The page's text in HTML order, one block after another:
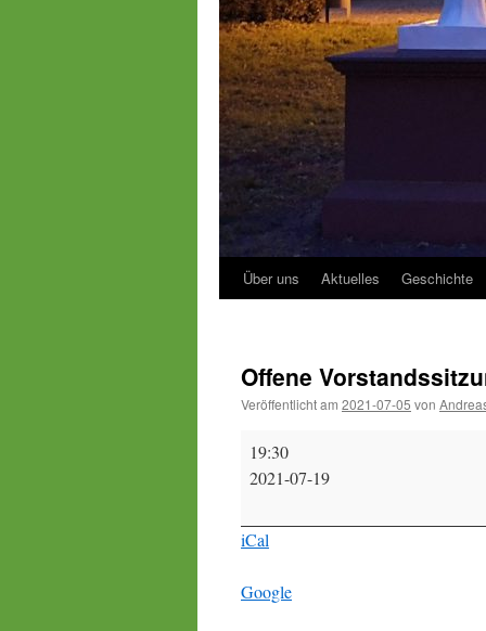
Über uns Aktuelles Geschichte
Offene
Veröffentlicht am 2021-07-05 von
Offene
Vorstandssitzung
19:30
2021-07-19
iCal
Google